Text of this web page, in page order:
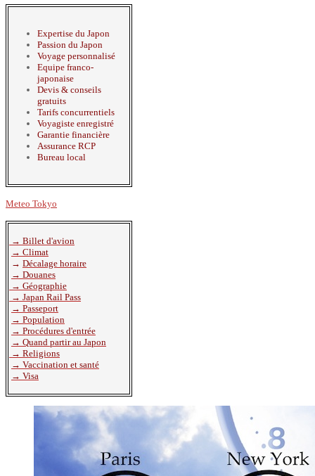
Expertise du Japon
Passion du Japon
Voyage personnalisé
Equipe franco-
japonaise
Devis & conseils
gratuits
Tarifs concurrentiels
Voyagiste enregistré
Garantie financière
Assurance RCP
Bureau local
Meteo Tokyo
→ Billet d'avion
→ Climat
→ Décalage horaire
→ Douanes
→ Géographie
→ Japan Rail Pass
→ Passeport
→ Population
→ Procédures d'entrée
→ Quand partir au Japon
→ Religions
→ Vaccination et santé
→ Visa